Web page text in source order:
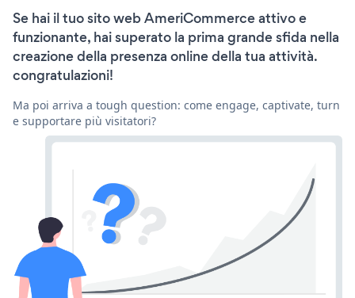
Se hai il tuo sito web AmeriCommerce attivo e
funzionante, hai superato la prima grande sfida nella
creazione della presenza online della tua attività.
congratulazioni!
Ma poi arriva a tough question: come engage, captivate, turn
e supportare più visitatori?